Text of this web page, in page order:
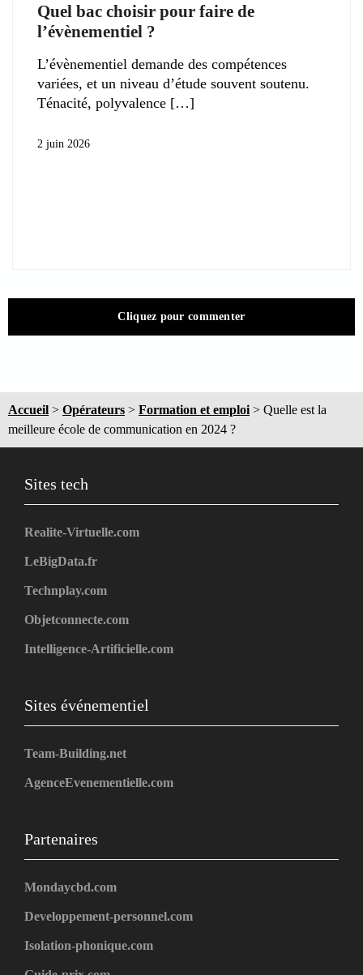
Quel bac choisir pour faire de
l’évènementiel ?
L’évènementiel demande des compétences
variées, et un niveau d’étude souvent soutenu.
Ténacité, polyvalence
2 juin 2026
Cliquez pour commenter
Accueil > Opérateurs > Formation et emploi > Quelle est la
meilleure école de communication en 2024 ?
Sites tech
Realite-Virtuelle.com
LeBigData.fr
Technplay.com
Objetconnecte.com
Intelligence-Artificielle.com
Sites événementiel
Team-Building.net
AgenceEvenementielle.com
Partenaires
Mondaycbd.com
Developpement-personnel.com
Isolation-phonique.com